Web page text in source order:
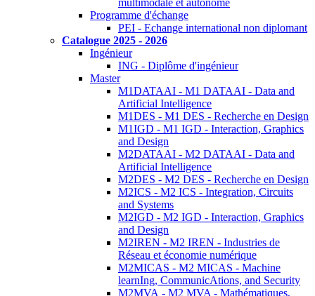
multimodale et autonome
Programme d'échange
PEI - Echange international non diplomant
Catalogue 2025 - 2026
Ingénieur
ING - Diplôme d'ingénieur
Master
M1DATAAI - M1 DATAAI - Data and
Artificial Intelligence
M1DES - M1 DES - Recherche en Design
M1IGD - M1 IGD - Interaction, Graphics
and Design
M2DATAAI - M2 DATAAI - Data and
Artificial Intelligence
M2DES - M2 DES - Recherche en Design
M2ICS - M2 ICS - Integration, Circuits
and Systems
M2IGD - M2 IGD - Interaction, Graphics
and Design
M2IREN - M2 IREN - Industries de
Réseau et économie numérique
M2MICAS - M2 MICAS - Machine
learnIng, CommunicAtions, and Security
M2MVA - M2 MVA - Mathématiques,